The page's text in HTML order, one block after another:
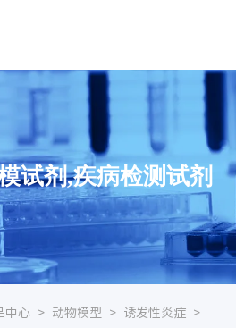
试剂,疾病检测试剂
中心 > 动物模型 > 诱发性炎症
>